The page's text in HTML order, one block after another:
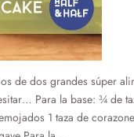
de dos grandes súper
Para la base: ¾ de
1 taza de